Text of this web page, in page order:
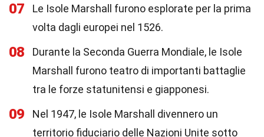
07
Le Isole Marshall furono esplorate per la prima
volta dagli europei nel 1526.
08
Durante la Seconda Guerra Mondiale, le Isole
Marshall furono teatro di importanti battaglie
tra le forze statunitensi e giapponesi.
09
Nel 1947, le Isole Marshall divennero un
territorio fiduciario delle Nazioni Unite sotto